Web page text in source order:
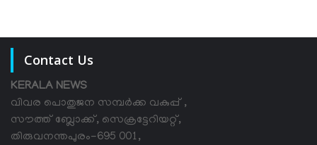
Contact Us
KERALA NEWS
വിവര പൊതുജന സമ്പര്‍ക്ക വകുപ്പ് ,
സൗത്ത് ബ്ലോക്ക്, സെക്രട്ടേറിയറ്റ്,
തിരുവനന്തപുരം-695 001,